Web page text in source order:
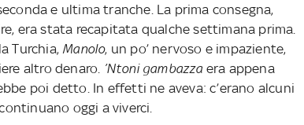
e ultima tranche. La prima consegna,
era stata recapitata qualche settimana prima.
Turchia, Manolo, un po’ nervoso e impaziente,
altro denaro. ’Ntoni gambazzaera appena
poi detto. In effetti ne aveva: c’erano alcuni
oggi a viverci.